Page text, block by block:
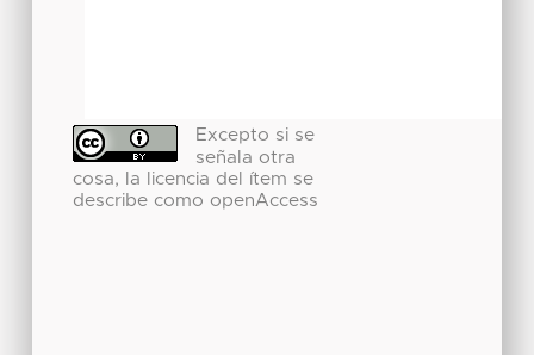
Excepto si se
señala otra
cosa, la licencia del ítem se
describe como openAccess